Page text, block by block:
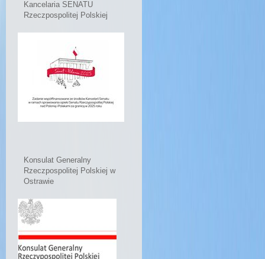
Kancelaria SENATU
Rzeczpospolitej Polskiej
Konsulat Generalny
Rzeczpospolitej Polskiej w
Ostrawie